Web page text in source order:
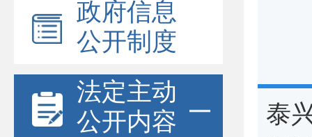
政府信息
公开制度
法定主动
公开内容
泰